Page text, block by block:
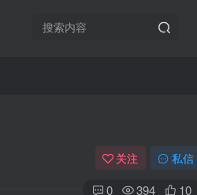
关注 私信
0 394 10